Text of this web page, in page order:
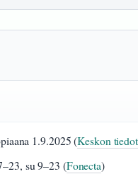
1.9.2025 (Keskon
su 9–23 (Fonecta)